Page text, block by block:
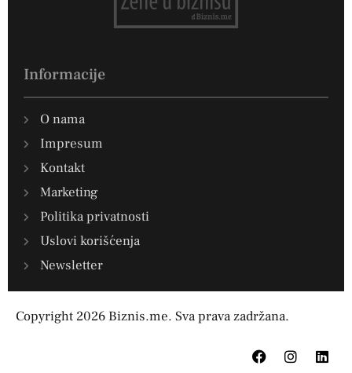
Informacije
O nama
Impresum
Kontakt
Marketing
Politika privatnosti
Uslovi korišćenja
Newsletter
Copyright 2026 Biznis.me. Sva prava zadržana.